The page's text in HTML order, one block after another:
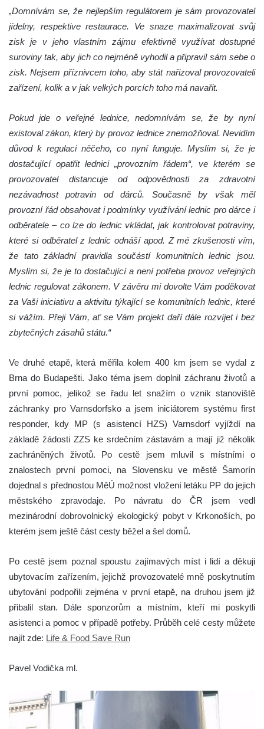
„Domnívám se, že nejlepším regulátorem je sám provozovatel
jídelny, respektive restaurace. Ve snaze maximalizovat svůj
zisk je v jeho vlastním zájmu efektivně využívat dostupné
suroviny tak, aby jich co nejméně vyhodil a připravil sám sebe o
zisk. Nejsem příznivcem toho, aby stát nařizoval provozovateli
zařízení, kolik a v jak velkých porcích toho má navařit.
Pokud jde o veřejné lednice, nedomnívám se, že by nyní
existoval zákon, který by provoz lednice znemožňoval. Nevidím
důvod k regulaci něčeho, co nyní funguje. Myslím si, že je
dostačující opatřit lednici „provozním řádem“, ve kterém se
provozovatel distancuje od odpovědnosti za zdravotní
nezávadnost potravin od dárců. Současně by však měl
provozní řád obsahovat i podmínky využívání lednic pro dárce i
odběratele – co lze do lednic vkládat, jak kontrolovat potraviny,
které si odběratel z lednic odnáší apod. Z mé zkušenosti vím,
že tato základní pravidla součástí komunitních lednic jsou.
Myslím si, že je to dostačující a není potřeba provoz veřejných
lednic regulovat zákonem. V závěru mi dovolte Vám poděkovat
za Vaši iniciativu a aktivitu týkající se komunitních lednic, které
si vážím. Přeji Vám, ať se Vám projekt daří dále rozvíjet i bez
zbytečných zásahů státu.“
Ve druhé etapě, která měřila kolem 400 km jsem se vydal z
Brna do Budapešti. Jako téma jsem doplnil záchranu životů a
první pomoc, jelikož se řadu let snažím o vznik stanoviště
záchranky pro Varnsdorfsko a jsem iniciátorem systému first
responder, kdy MP (s asistencí HZS) Varnsdorf vyjíždí na
základě žádosti ZZS ke srdečním zástavám a mají již několik
zachráněných životů. Po cestě jsem mluvil s místními o
znalostech první pomoci, na Slovensku ve městě Šamorín
dojednal s přednostou MěÚ možnost vložení letáku PP do jejich
městského zpravodaje. Po návratu do ČR jsem vedl
mezinárodní dobrovolnický ekologický pobyt v Krkonoších, po
kterém jsem ještě část cesty běžel a šel domů.
Po cestě jsem poznal spoustu zajímavých míst i lidí a děkuji
ubytovacím zařízením, jejichž provozovatelé mně poskytnutím
ubytování podpořili zejména v první etapě, na druhou jsem již
přibalil stan. Dále sponzorům a místním, kteří mi poskytli
asistenci a pomoc v případě potřeby. Průběh celé cesty můžete
najít zde: Life & Food Save Run
Pavel Vodička ml.